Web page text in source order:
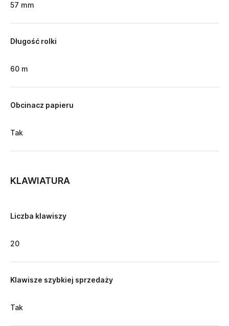
57 mm
Długość rolki
60 m
Obcinacz papieru
Tak
KLAWIATURA
Liczba klawiszy
20
Klawisze szybkiej sprzedaży
Tak